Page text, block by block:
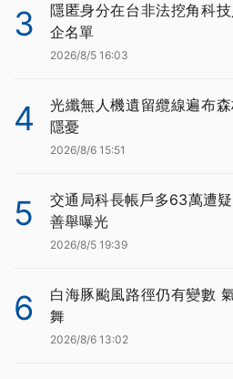
3
隱匿身分在台非法挖角科
企名單
2026/8/5 16:03
4
光纖無人機遺留纜線遍布
隱憂
2026/8/6 15:51
5
交通局科長帳戶多63萬遭
善舉曝光
2026/8/5 19:39
6
白海豚颱風路徑仍有變數
舞
2026/8/6 13:02